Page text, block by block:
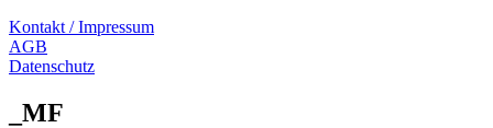
Kontakt / Impressum
AGB
Datenschutz
_MF